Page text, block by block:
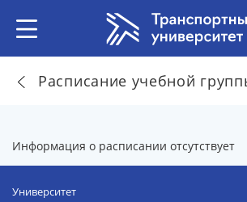
Расписание учебной
Информация о расписании отсутствует
Университет